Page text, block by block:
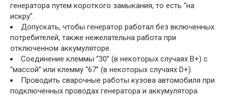
генератора путем короткого замыкания, то есть “на
искру”.
Допускать, чтобы генератор работал без включенных
потребителей, также нежелательна работа при
отключенном аккумуляторе.
Соединение клеммы “30” (в некоторых случаях B+) с
“массой” или клемму “67” (в некоторых случаях D+).
Проводить сварочные работы кузова автомобиля при
подключенных проводах генератора и аккумулятора.